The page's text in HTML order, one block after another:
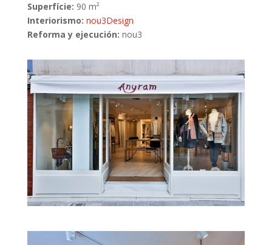
Superfície: 90 m²
Interiorismo: nou3Design
Reforma y ejecución: nou3